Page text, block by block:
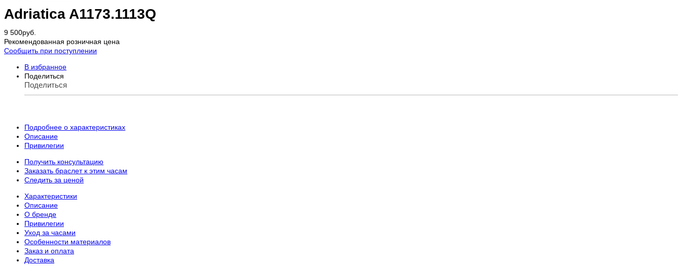
Adriatica A1173.1113Q
9 500руб.
Рекомендованная розничная цена
Сообщить при поступлении
В избранное
Поделиться
Поделиться
Подробнее о характеристиках
Описание
Привилегии
Получить консультацию
Заказать браслет к этим часам
Следить за ценой
Характеристики
Описание
О бренде
Привилегии
Уход за часами
Особенности материалов
Заказ и оплата
Доставка